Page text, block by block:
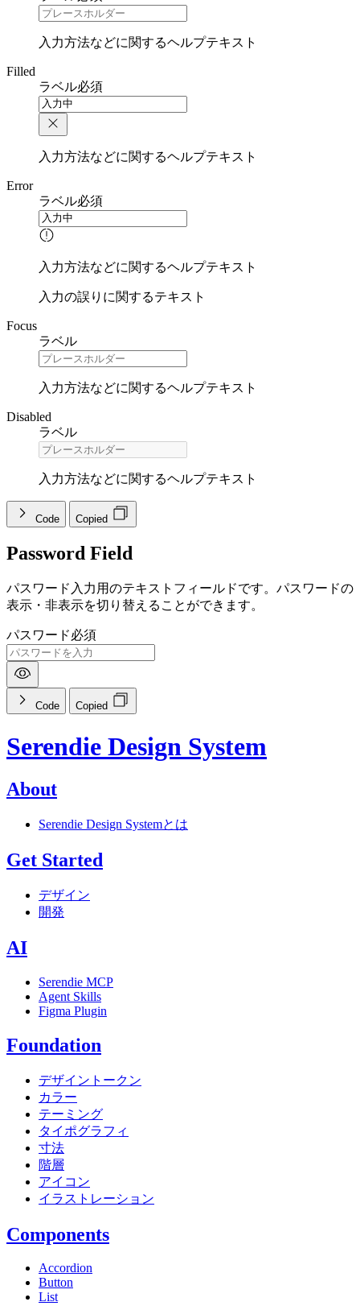
入力方法などに関するヘルプテキスト
Filled
ラベル必須
入力方法などに関するヘルプテキスト
Error
ラベル必須
入力方法などに関するヘルプテキスト
入力の誤りに関するテキスト
Focus
ラベル
入力方法などに関するヘルプテキスト
Disabled
ラベル
入力方法などに関するヘルプテキスト
Code Copied
Password Field
パスワード入力用のテキストフィールドです。パスワードの
表示・非表示を切り替えることができます。
パスワード必須
Code Copied
Serendie Design System
About
Serendie Design Systemとは
Get Started
デザイン
開発
AI
Serendie MCP
Agent Skills
Figma Plugin
Foundation
デザイントークン
カラー
テーミング
タイポグラフィ
寸法
階層
アイコン
イラストレーション
Components
Accordion
Button
List